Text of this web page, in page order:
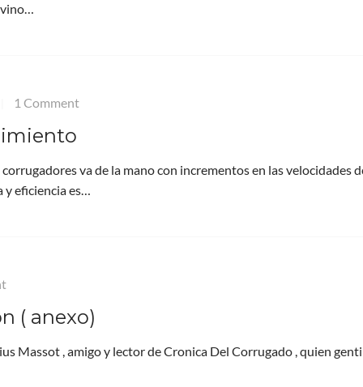
1 Comment
va de la mano con incrementos en las velocidades
eficiencia es…
( anexo)
Massot , amigo y lector de Cronica Del Corrugado , quien